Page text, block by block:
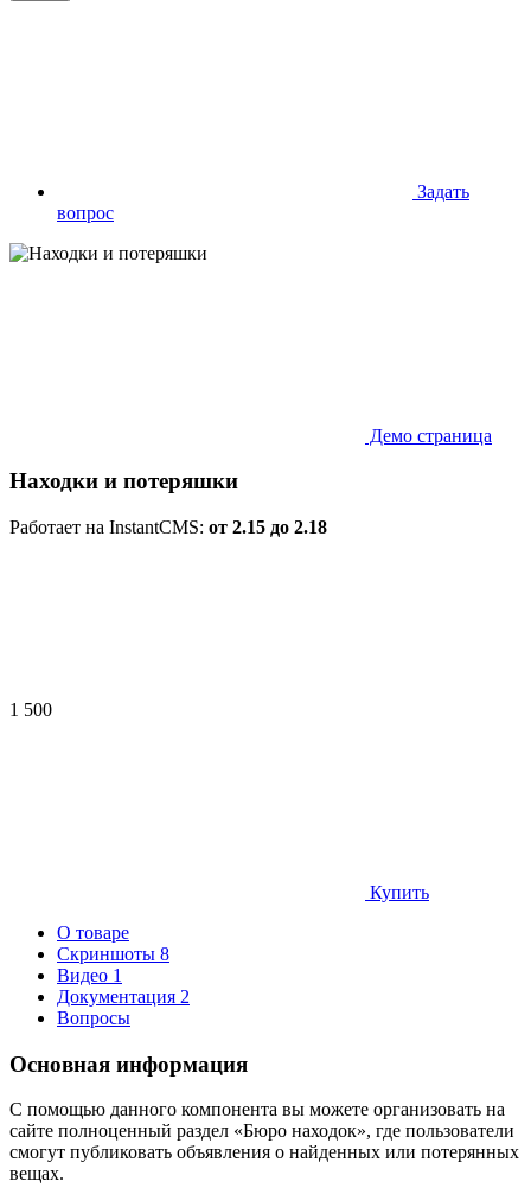
Задать
вопрос
Демо страница
Находки и потеряшки
Работает на InstantCMS: от 2.15 до 2.18
1 500
Купить
О товаре
Скриншоты 8
Видео 1
Документация 2
Вопросы
Основная информация
С помощью данного компонента вы можете организовать на
сайте полноценный раздел «Бюро находок», где пользователи
смогут публиковать объявления о найденных или потерянных
вещах.